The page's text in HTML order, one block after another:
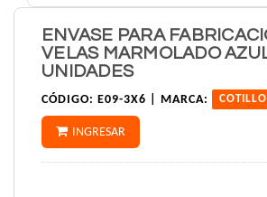
ENVASE PARA
VELAS MARMOLADO
UNIDADES
CÓDIGO: E09-3X6 | MARCA:
INGRESAR